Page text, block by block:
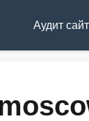
Аудит